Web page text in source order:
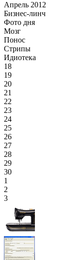
Апрель 2012
Бизнес-линч
Фото дня
Мозг
Понос
Стрипы
Идиотека
18
19
20
21
22
23
24
25
26
27
28
29
30
1
2
3